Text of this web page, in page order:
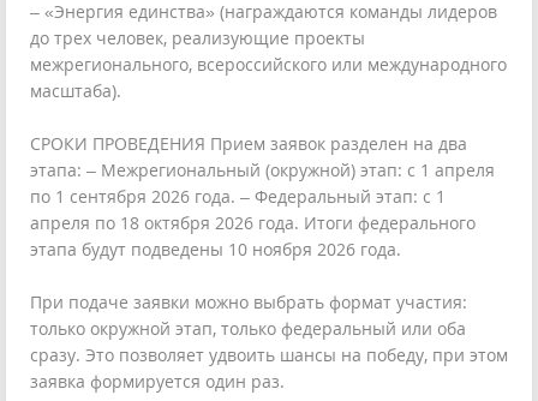
– «Энергия единства» (награждаются команды лидеров
до трех человек, реализующие проекты
межрегионального, всероссийского или международного
масштаба).
СРОКИ ПРОВЕДЕНИЯ Прием заявок разделен на два
этапа: – Межрегиональный (окружной) этап: с 1 апреля
по 1 сентября 2026 года. – Федеральный этап: с 1
апреля по 18 октября 2026 года. Итоги федерального
этапа будут подведены 10 ноября 2026 года.
При подаче заявки можно выбрать формат участия:
только окружной этап, только федеральный или оба
сразу. Это позволяет удвоить шансы на победу, при этом
заявка формируется один раз.